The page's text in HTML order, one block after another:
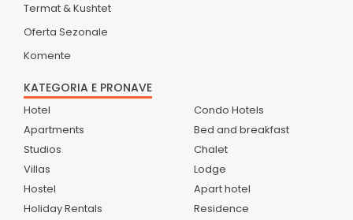
Termat & Kushtet
Oferta Sezonale
Komente
KATEGORIA E PRONAVE
Hotel
Apartments
Studios
Villas
Hostel
Holiday Rentals
Condo Hotels
Bed and breakfast
Chalet
Lodge
Apart hotel
Residence